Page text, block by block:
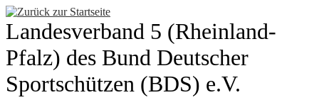
Zum
Inhalt
springen
Landesverband 5 (Rheinland-
Pfalz) des Bund Deutscher
Sportschützen (BDS) e.V.